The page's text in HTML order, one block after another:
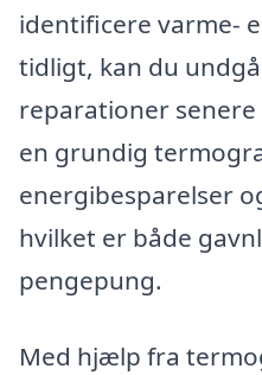
identificere varme-
tidligt, kan du
reparationer
en grundig
energibesparelser
hvilket er både
pengepung.
Med hjælp fra